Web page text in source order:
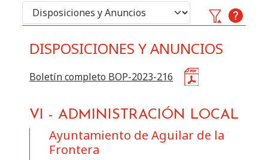
Buscar Disposiciones y Anuncios
Anunciante
DISPOSICIONES Y ANUNCIOS
Boletín completo BOP-2023-216
VI - ADMINISTRACIÓN LOCAL
Ayuntamiento de Aguilar de la
Frontera